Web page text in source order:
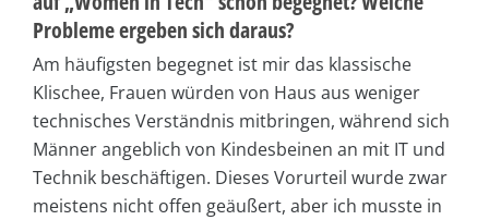
Probleme ergeben sich daraus?
Am häufigsten begegnet ist mir das klassische
Klischee, Frauen würden von Haus aus weniger
technisches Verständnis mitbringen, während sich
Männer angeblich von Kindesbeinen an mit IT und
Technik beschäftigen. Dieses Vorurteil wurde zwar
meistens nicht offen geäußert, aber ich musste in